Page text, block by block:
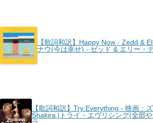
【歌詞和訳】Happy Now - Zedd &
ナウ(今は幸せ) - ゼッド & エリー・
【歌詞和訳】Try Everything - 映画：
Shakira |トライ・エヴリシング(全部